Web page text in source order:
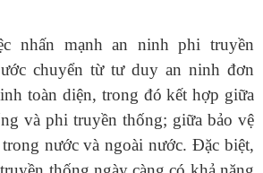
nhấn mạnh an ninh phi truyền
chuyển từ tư duy an ninh đơn
toàn diện, trong đó kết hợp giữa
và phi truyền thống; giữa bảo vệ
nước và ngoài nước. Đặc biệt,